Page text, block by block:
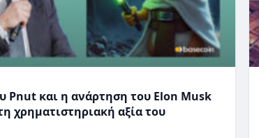
Pnut και η ανάρτηση του Elon Musk
χρηματιστηριακή αξία του